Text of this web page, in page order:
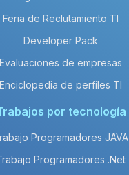
Feria de Reclutamiento TI
Developer Pack
Evaluaciones de empresas
Enciclopedia de perfiles TI
por tecnología
Programadores JAVA
Programadores .Net